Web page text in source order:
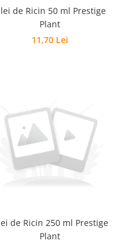
de Ricin 50 ml Prestige
Plant
11,70 Lei
de Ricin 250 ml Prestige
Plant